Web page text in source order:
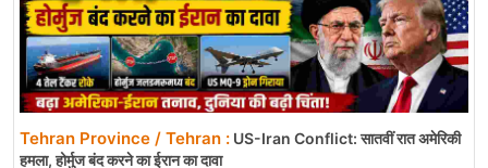
Tehran Province / Tehran : US-Iran Conflict: सातवीं रात अमेरिकी
हमला, होर्मुज बंद करने का ईरान का दावा